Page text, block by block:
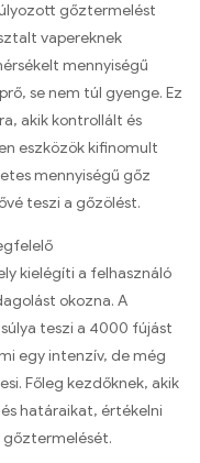
gőztermelést
vapereknek
mennyiségű
se nem túl gyenge. Ez
akik kontrollált és
eszközök kifinomult
mennyiségű gőz
teszi a gőzölést.
kielégíti a felhasználó
okozna. A
teszi a 4000 fújást
egy intenzív, de még
Főleg kezdőknek, akik
határaikat, értékelni
gőztermelését.